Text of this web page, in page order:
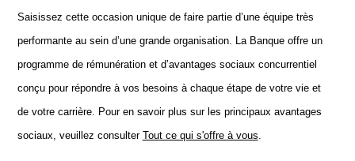
Saisissez cette occasion unique de faire partie d’une équipe très
performante au sein d’une grande organisation. La Banque offre un
programme de rémunération et d’avantages sociaux concurrentiel
conçu pour répondre à vos besoins à chaque étape de votre vie et
de votre carrière. Pour en savoir plus sur les principaux avantages
sociaux, veuillez consulter Tout ce qui s'offre à vous.